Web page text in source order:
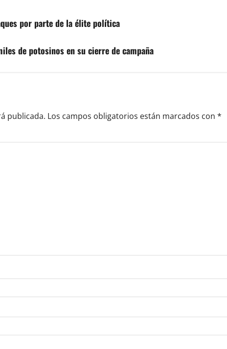
por parte de la élite política
de potosinos en su cierre de campaña
publicada. Los campos obligatorios están marcados con *